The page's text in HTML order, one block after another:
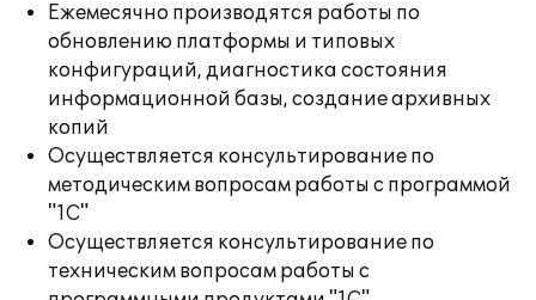
Ежемесячно производятся работы по
обновлению платформы и типовых
конфигураций, диагностика состояния
информационной базы, создание архивных
копий
Осуществляется консультирование по
методическим вопросам работы с программой
"1С"
Осуществляется консультирование по
техническим вопросам работы с